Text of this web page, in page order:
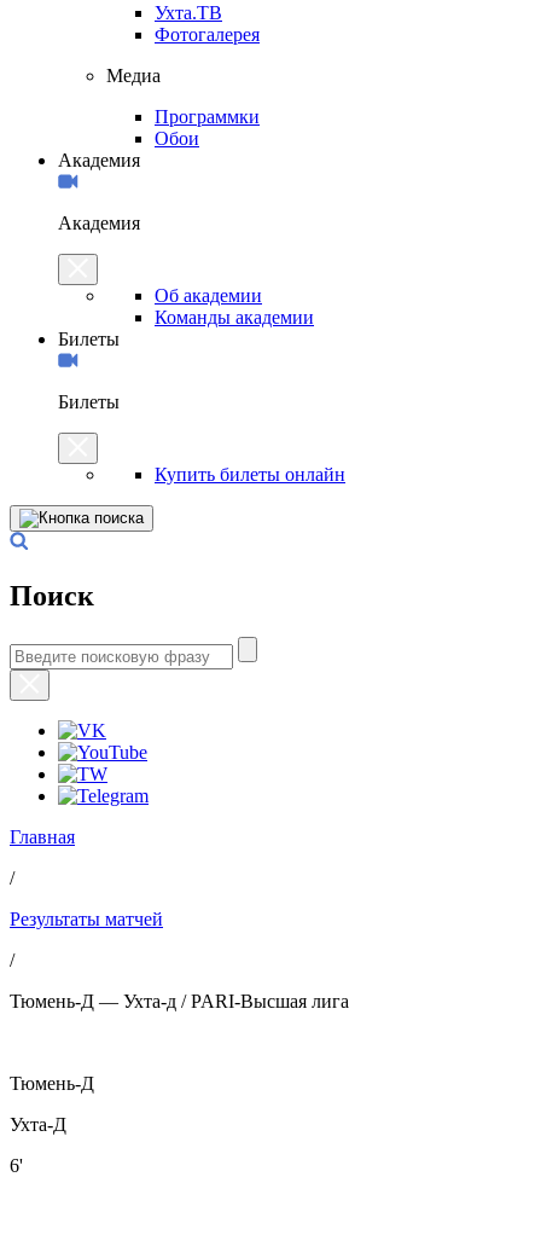
Ухта.ТВ
Фотогалерея
Медиа
Программки
Обои
Академия
Академия
Об академии
Команды академии
Билеты
Билеты
Купить билеты онлайн
Поиск
Главная
/
Результаты матчей
/
Тюмень-Д — Ухта-д / PARI-Высшая лига
Тюмень-Д
Ухта-Д
6'